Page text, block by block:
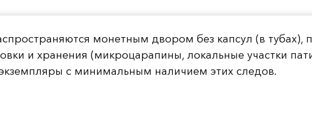
монетным двором без капсул (в тубах),
и хранения (микроцарапины, локальные участки
с минимальным наличием этих следов.